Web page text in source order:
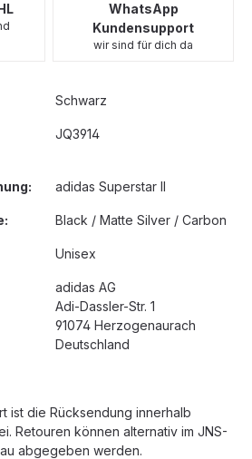
WhatsApp
Kundensupport
wir sind für dich da
Schwarz
JQ3914
adidas Superstar II
Black / Matte Silver / Carbon
Unisex
adidas AG
Adi-Dassler-Str. 1
91074 Herzogenaurach
Deutschland
ist die Rücksendung innerhalb
Retouren können alternativ im JNS-
abgegeben werden.